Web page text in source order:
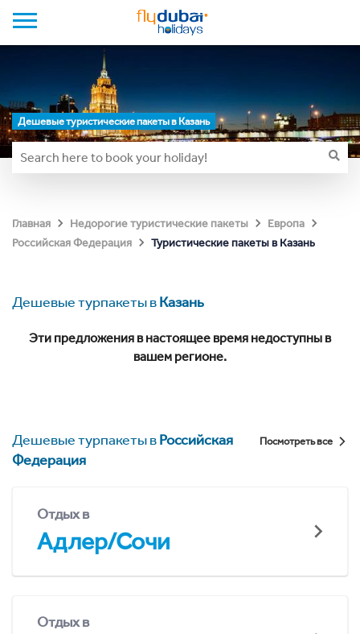
Дешевые туристические пакеты в Казань
Главная Недорогие туристические пакеты
Европа
Российская Федерация
Туристические пакеты в Казань
Дешевые турпакеты вКазань
Эти предложения в настоящее время недоступны в
вашем регионе.
Дешевые турпакеты вРоссийская
Федерация
Посмотреть все
Отдых в
Адлер/Сочи
Отдых в